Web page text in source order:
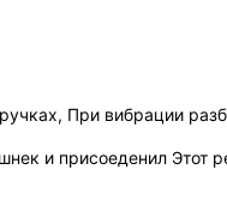
При вибрации
и присоеденил Этот